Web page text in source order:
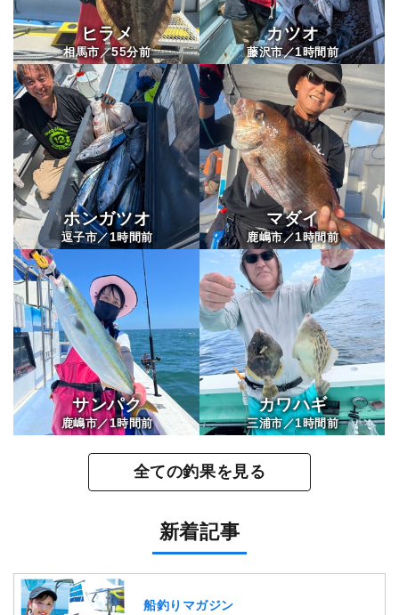
ヒラメ
相馬市／55分前
カツオ
藤沢市／1時間前
ホンガツオ
逗子市／1時間前
マダイ
鹿嶋市／1時間前
サンパク
鹿嶋市／1時間前
カワハギ
三浦市／1時間前
全ての釣果を見る
新着記事
船釣りマガジン